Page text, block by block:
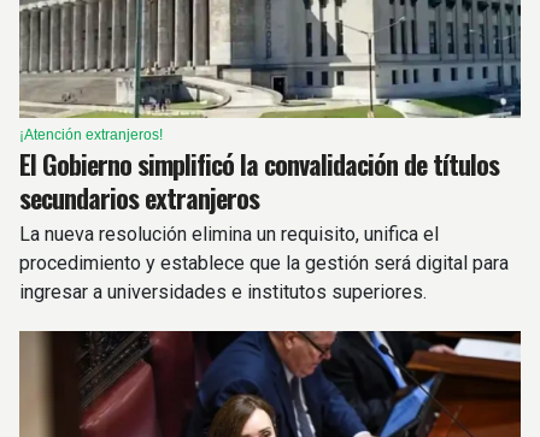
¡Atención extranjeros!
El Gobierno simplificó la convalidación de títulos
secundarios extranjeros
La nueva resolución elimina un requisito, unifica el
procedimiento y establece que la gestión será digital para
ingresar a universidades e institutos superiores.